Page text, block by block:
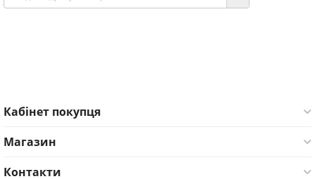
Кабінет покупця
Магазин
Контакти